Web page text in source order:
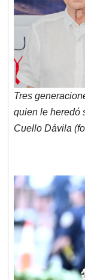
Tres
quien le heredó
Cuello Dávila